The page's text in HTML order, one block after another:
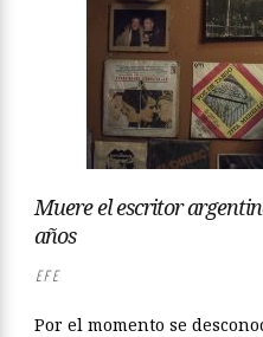
Muere el escritor
años
EFE
Por el momento se